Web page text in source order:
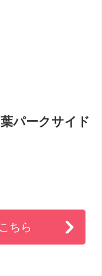
パークサイド
ちら